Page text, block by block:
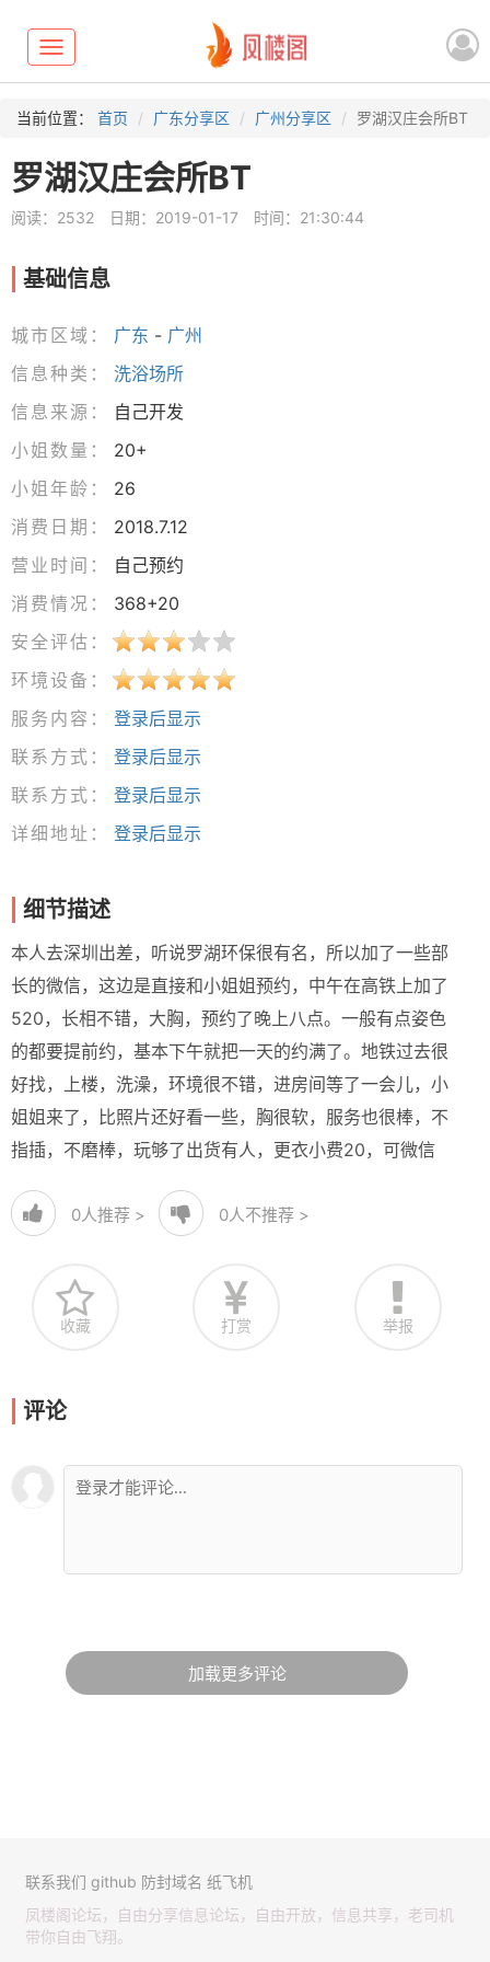
Toggle
navigation
当前位置： 首页 广东分享区 广州分享区 罗湖汉庄会所BT
罗湖汉庄会所BT
阅读：2532 日期：2019-01-17 时间：21:30:44
基础信息
城市区域： 广东 - 广州
信息种类：
洗浴场所
信息来源：
自己开发
小姐数量：
20+
小姐年龄：
26
消费日期：
2018.7.12
营业时间：
自己预约
消费情况：
368+20
安全评估：
环境设备：
服务内容：
登录后显示
联系方式：
登录后显示
联系方式：
登录后显示
详细地址：
登录后显示
细节描述
本人去深圳出差，听说罗湖环保很有名，所以加了一些部
长的微信，这边是直接和小姐姐预约，中午在高铁上加了
520，长相不错，大胸，预约了晚上八点。一般有点姿色
的都要提前约，基本下午就把一天的约满了。地铁过去很
好找，上楼，洗澡，环境很不错，进房间等了一会儿，小
姐姐来了，比照片还好看一些，胸很软，服务也很棒，不
指插，不磨棒，玩够了出货有人，更衣小费20，可微信
0人推荐 > 0人不推荐 >
收藏 打赏 举报
评论
加载更多评论
联系我们 github 防封域名 纸飞机
凤楼阁论坛，自由分享信息论坛，自由开放，信息共享，老司机
带你自由飞翔。